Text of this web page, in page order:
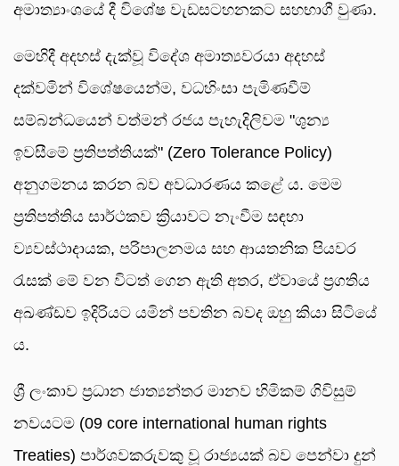
අමාත්‍යාංශයේ දී විශේෂ වැඩසටහනකට සහභාගී වුණා.
මෙහිදී අදහස් දැක්වූ විදේශ අමාත්‍යවරයා අදහස්
දක්වමින් විශේෂයෙන්ම, වධහිංසා පැමිණවීම්
සම්බන්ධයෙන් වත්මන් රජය පැහැදිලිවම "ශුන්‍ය
ඉවසීමේ ප්‍රතිපත්තියක්" (Zero Tolerance Policy)
අනුගමනය කරන බව අවධාරණය කළේ ය. මෙම
ප්‍රතිපත්තිය සාර්ථකව ක්‍රියාවට නැංවීම සඳහා
ව්‍යවස්ථාදායක, පරිපාලනමය සහ ආයතනික පියවර
රැසක් මේ වන විටත් ගෙන ඇති අතර, ඒවායේ ප්‍රගතිය
අඛණ්ඩව ඉදිරියට යමින් පවතින බවද ඔහු කියා සිටියේ
ය.
ශ්‍රී ලංකාව ප්‍රධාන ජාත්‍යන්තර මානව හිමිකම් ගිවිසුම්
නවයටම (09 core international human rights
Treaties) පාර්ශවකරුවකු වූ රාජ්‍යයක් බව පෙන්වා දුන්